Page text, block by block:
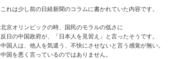
これは少し前の日経新聞のコラムに書かれていた内容です。
北京オリンピックの時、国民のモラルの低さに
反日の中国政府が、「日本人を見習え」と言ったそうです。
中国人は、他人を気遣う、不快にさせないと言う感覚が無い。
中国を悪く言っているのではありません。